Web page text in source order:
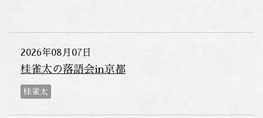
2026年08月07日
桂雀太の落語会in京都
桂雀太